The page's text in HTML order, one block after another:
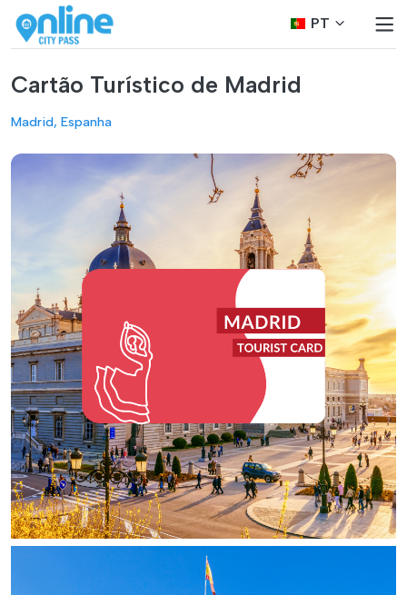
PT
Cartão Turístico de Madrid
Madrid, Espanha